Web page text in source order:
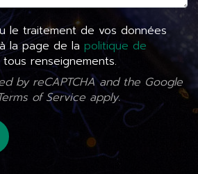
le traitement de vos données
la page de la politique de
renseignements.
by reCAPTCHA and the Google
of Service apply.